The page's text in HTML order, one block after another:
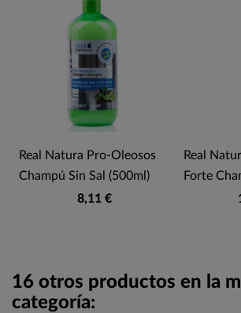
Real Natura Pro-Oleosos
Champú Sin Sal (500ml)
8,11 €
Real
Forte
16 otros productos en la
categoría: